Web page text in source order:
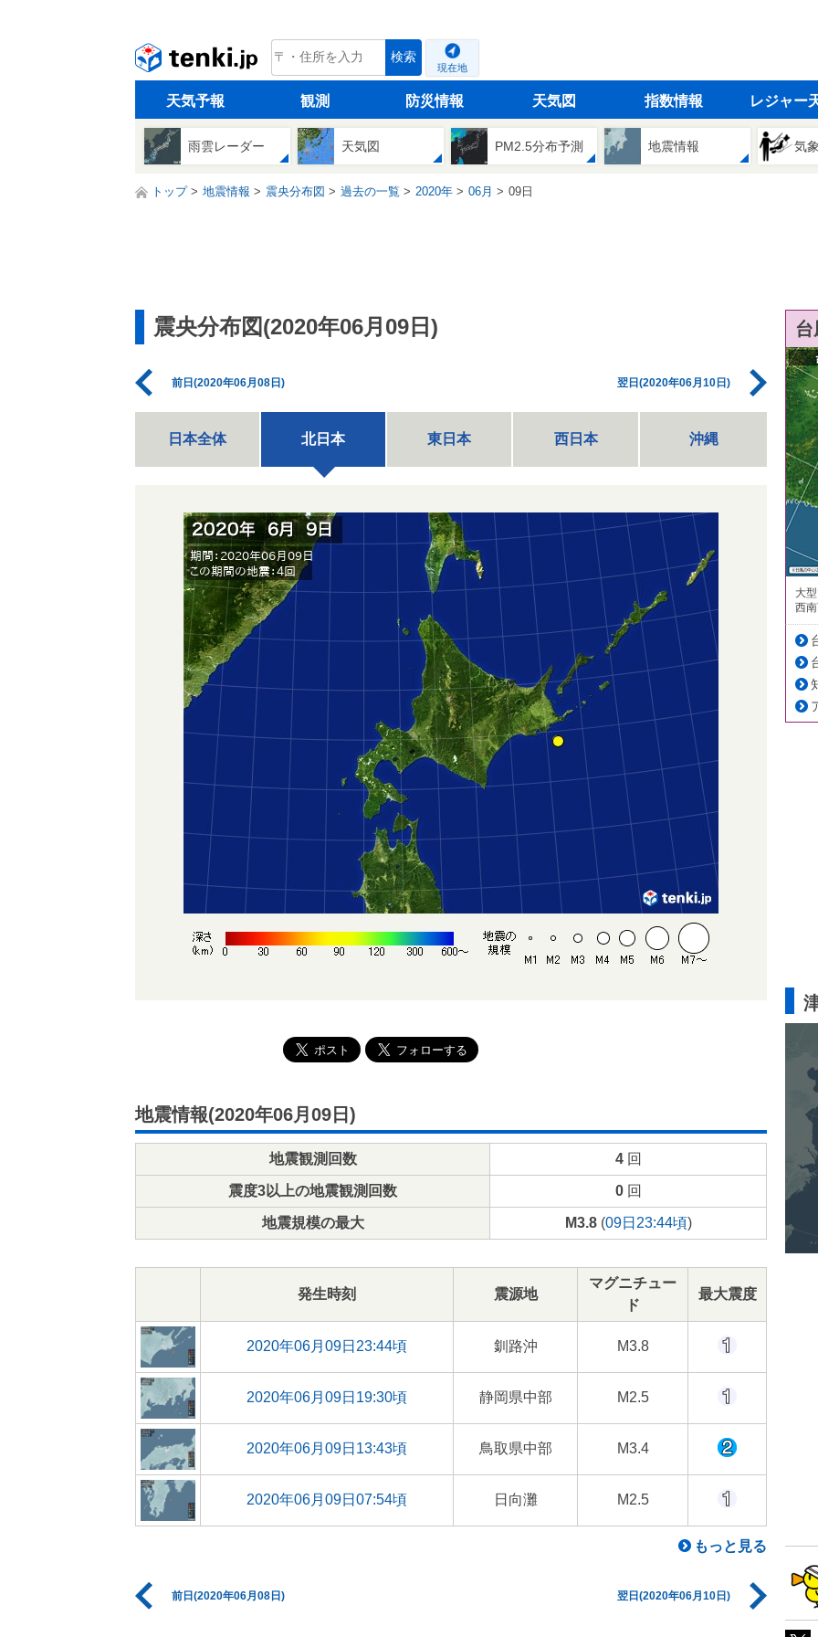
tenki.jp 検索
現在地
天気予報 観測 防災情報 天気図 指数情報 レジャー
雨雲レーダー 天気図 PM2.5分布予測 地震情報 気
トップ 地震情報 震央分布図 過去の一覧 2020年 06月 09日
震央分布図(2020年06月09日)
前日(2020年06月08日) 翌日(2020年06月10日)
日本全体 北日本 東日本 西日本 沖縄
地震情報(2020年06月09日)
地震観測回数 4回
震度3以上の地震観測回数 0回
地震規模の最大 M3.8(09日23:44頃)
発生時刻 震源地
マグニチュー
ド
最大震度
2020年06月09日23:44頃 釧路沖 M3.8
2020年06月09日19:30頃 静岡県中部 M2.5
2020年06月09日13:43頃 鳥取県中部 M3.4
2020年06月09日07:54頃 日向灘 M2.5
もっと見る
前日(2020年06月08日) 翌日(2020年06月10日)
大
西